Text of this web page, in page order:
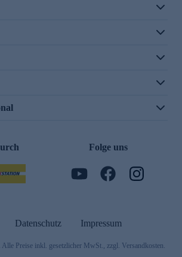
Folge uns
Datenschutz Impressum
Alle Preise inkl. gesetzlicher MwSt., zzgl. Versandkosten.